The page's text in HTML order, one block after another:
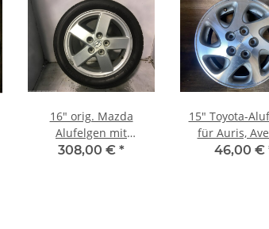
16" orig. Mazda
Alufelgen mit
Sommerreifen für
308,00 € *
15" Toyota-
für Auris,
Verso, Carmy,
46,00 €